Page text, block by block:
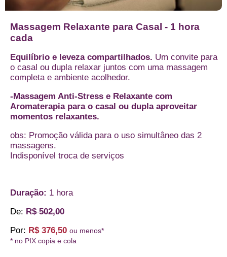
Massagem Relaxante para Casal - 1 hora
cada
Equilíbrio e leveza compartilhados. Um convite para
o casal ou dupla relaxar juntos com uma massagem
completa e ambiente acolhedor.
-Massagem Anti-Stress e Relaxante com
Aromaterapia para o casal ou dupla aproveitar
momentos relaxantes.
obs: Promoção válida para o uso simultâneo das 2
massagens.
Indisponível troca de serviços
Duração: 1 hora
De: R$ 502,00
Por: R$ 376,50 ou menos*
* no PIX copia e cola